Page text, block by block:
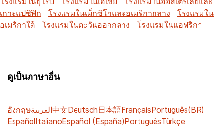
เกาะแปซิฟิก
โรงแรมในเม็กซิโกและอเมริกากลาง
โรงแรมใน
อเมริกาใต้
โรงแรมในตะวันออกกลาง โรงแรมในแอฟริกา
ดูเป็นภาษาอื่น
อังกฤษالعربية中文Deutsch日本語FrançaisPortuguês(BR)
EspañolItalianoEspañol (España)PortuguêsTürkçe